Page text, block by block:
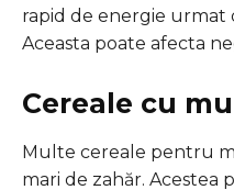
rapid de energie urmat
Aceasta poate afecta
Cereale cu
Multe cereale pentru
mari de zahăr. Acestea